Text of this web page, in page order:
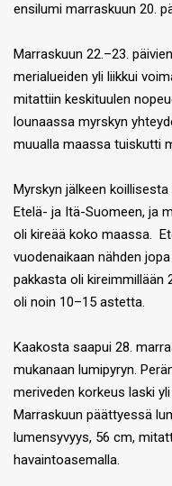
ensilumi marraskuun 20.
Marraskuun 22.–23.
merialueiden yli liikkui
mitattiin keskituulen
lounaassa myrskyn
muualla maassa tuiskutti
Myrskyn jälkeen
Etelä- ja Itä-Suomeen, ja
oli kireää koko maassa.
vuodenaikaan nähden
pakkasta oli kireimmillään
oli noin 10–15 astetta.
Kaakosta saapui 28.
mukanaan lumipyryn.
meriveden korkeus laski
Marraskuun päättyessä
lumensyvyys, 56 cm,
havaintoasemalla.